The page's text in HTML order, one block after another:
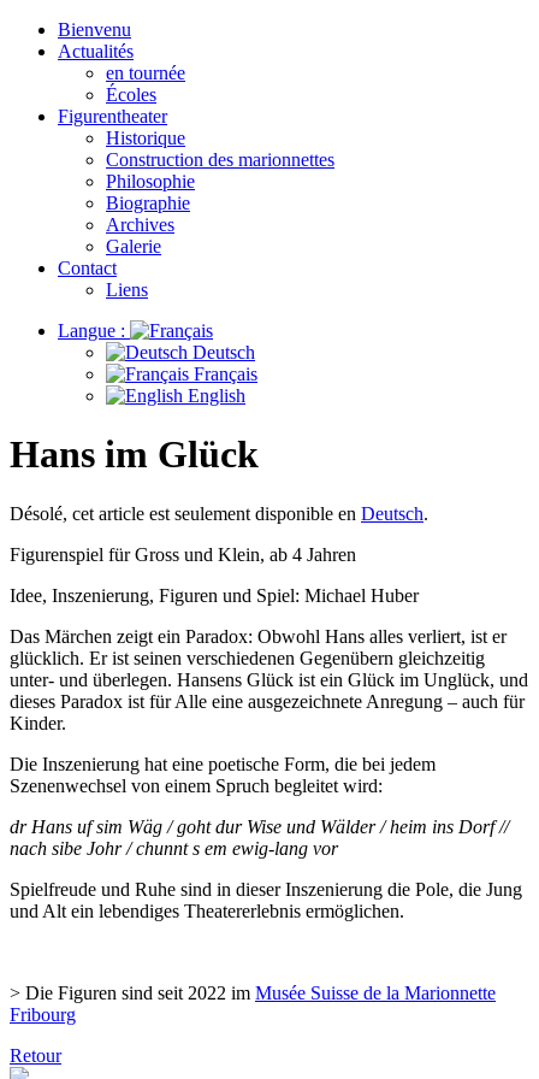
Bienvenu
Actualités
en tournée
Écoles
Figurentheater
Historique
Construction des marionnettes
Philosophie
Biographie
Archives
Galerie
Contact
Liens
Langue :
Deutsch
Français
English
Hans im Glück
Désolé, cet article est seulement disponible en Deutsch.
Figurenspiel für Gross und Klein, ab 4 Jahren
Idee, Inszenierung, Figuren und Spiel: Michael Huber
Das Märchen zeigt ein Paradox: Obwohl Hans alles verliert, ist er
glücklich. Er ist seinen verschiedenen Gegenübern gleichzeitig
unter- und überlegen. Hansens Glück ist ein Glück im Unglück, und
dieses Paradox ist für Alle eine ausgezeichnete Anregung – auch für
Kinder.
Die Inszenierung hat eine poetische Form, die bei jedem
Szenenwechsel von einem Spruch begleitet wird:
dr Hans uf sim Wäg / goht dur Wise und Wälder / heim ins Dorf //
nach sibe Johr / chunnt s em ewig-lang vor
Spielfreude und Ruhe sind in dieser Inszenierung die Pole, die Jung
und Alt ein lebendiges Theatererlebnis ermöglichen.
> Die Figuren sind seit 2022 im Musée Suisse de la Marionnette
Fribourg
Retour